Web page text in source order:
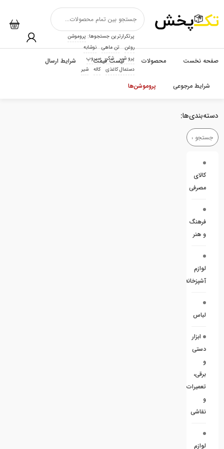
پرتکرارترین جستجوها: پروموشن
روغن
تن ماهی
نوشابه
پرو شیر
شکر
سیروپ
دستمال کاغذی
کاله شیر
صفحه نخست محصولات لیست قیمت شرایط ارسال
شرایط مرجوعی پروموشن‌ها
دسته‌بندی‌ها:
کالای
مصرفی
فرهنگ
و هنر
لوازم
آشپزخانه
لباس
ابزار
دستی
و
برقی،
تعمیرات
و
نقاشی
لوازم